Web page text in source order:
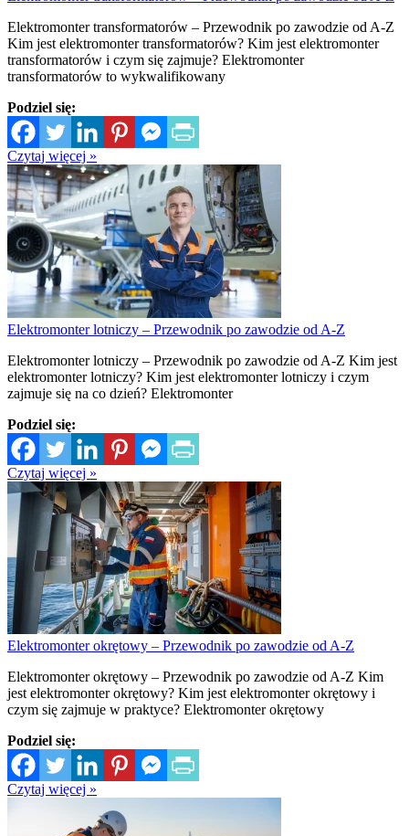
Elektromonter transformatorów – Przewodnik po zawodzie od A-Z
Kim jest elektromonter transformatorów? Kim jest elektromonter
transformatorów i czym się zajmuje? Elektromonter
transformatorów to wykwalifikowany
Podziel się:
Czytaj więcej »
Elektromonter lotniczy – Przewodnik po zawodzie od A-Z
Elektromonter lotniczy – Przewodnik po zawodzie od A-Z Kim jest
elektromonter lotniczy? Kim jest elektromonter lotniczy i czym
zajmuje się na co dzień? Elektromonter
Podziel się:
Czytaj więcej »
Elektromonter okrętowy – Przewodnik po zawodzie od A-Z
Elektromonter okrętowy – Przewodnik po zawodzie od A-Z Kim
jest elektromonter okrętowy? Kim jest elektromonter okrętowy i
czym się zajmuje w praktyce? Elektromonter okrętowy
Podziel się:
Czytaj więcej »